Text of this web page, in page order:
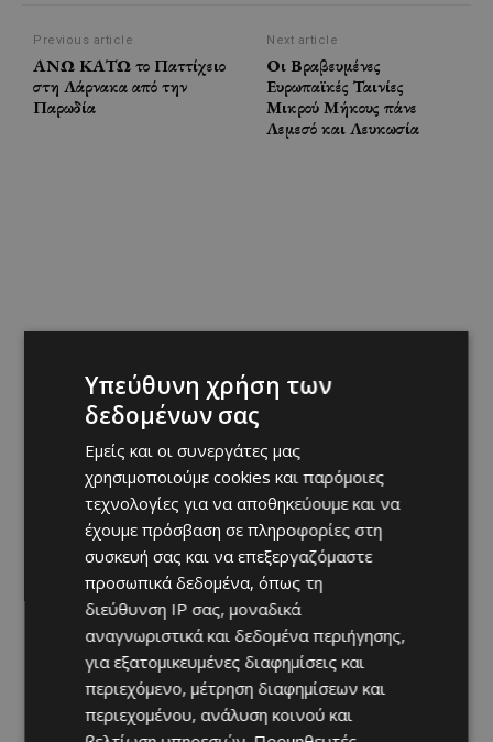
Previous article
ΑΝΩ ΚΑΤΩ το Παττίχειο
στη Λάρνακα από την
Παρωδία
Next article
Οι Βραβευμένες
Ευρωπαϊκές Ταινίες
Μικρού Μήκους πάνε
Λεμεσό και Λευκωσία
Υπεύθυνη χρήση των
δεδομένων σας
Εμείς και οι συνεργάτες μας
χρησιμοποιούμε cookies και παρόμοιες
τεχνολογίες για να αποθηκεύουμε και να
έχουμε πρόσβαση σε πληροφορίες στη
συσκευή σας και να επεξεργαζόμαστε
προσωπικά δεδομένα, όπως τη
διεύθυνση IP σας, μοναδικά
αναγνωριστικά και δεδομένα περιήγησης,
για εξατομικευμένες διαφημίσεις και
περιεχόμενο, μέτρηση διαφημίσεων και
περιεχομένου, ανάλυση κοινού και